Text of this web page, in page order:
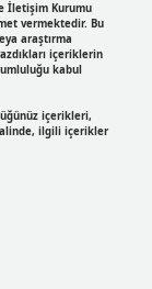
İletişim Kurumu
vermektedir. Bu
araştırma
içeriklerin
kabul
içerikleri,
ilgili içerikler